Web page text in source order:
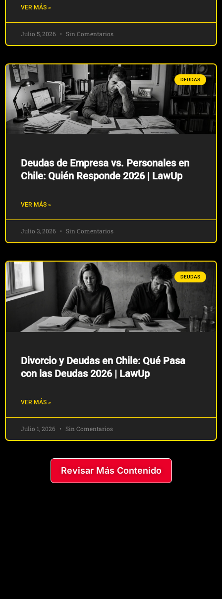
VER MÁS »
Julio 5, 2026 Sin Comentarios
DEUDAS
Deudas de Empresa vs. Personales en
Chile: Quién Responde 2026 | LawUp
VER MÁS »
Julio 3, 2026 Sin Comentarios
DEUDAS
Divorcio y Deudas en Chile: Qué Pasa
con las Deudas 2026 | LawUp
VER MÁS »
Julio 1, 2026 Sin Comentarios
Revisar Más Contenido